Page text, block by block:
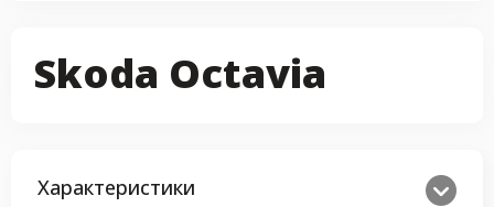
Skoda Octavia
Характеристики